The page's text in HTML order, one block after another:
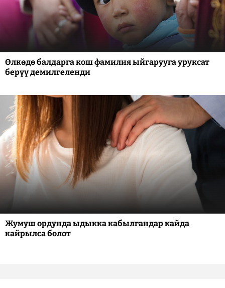
Өлкөдө балдарга кош фамилия ыйгарууга уруксат
берүү демилгеленди
Жумуш ордунда ыдыкка кабылгандар кайда
кайрылса болот